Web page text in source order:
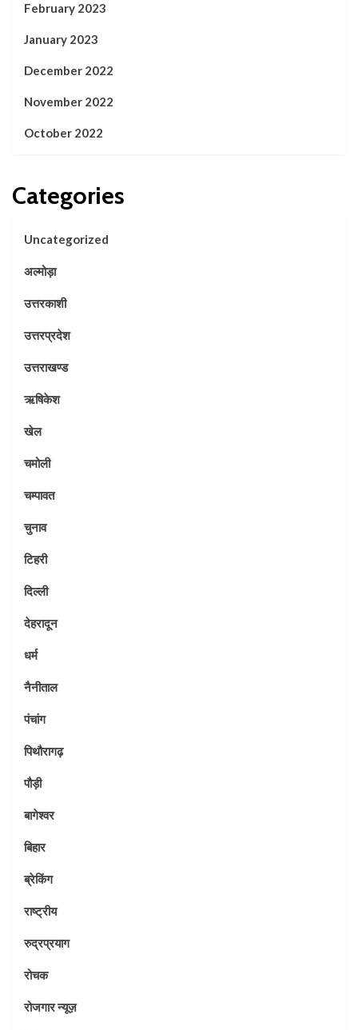
February 2023
January 2023
December 2022
November 2022
October 2022
Categories
Uncategorized
अल्मोड़ा
उत्तरकाशी
उत्तरप्रदेश
उत्तराखण्ड
ऋषिकेश
खेल
चमोली
चम्पावत
चुनाव
टिहरी
दिल्ली
देहरादून
धर्म
नैनीताल
पंचांग
पिथौरागढ़
पौड़ी
बागेश्वर
बिहार
ब्रेकिंग
राष्ट्रीय
रुद्रप्रयाग
रोचक
रोजगार न्यूज़